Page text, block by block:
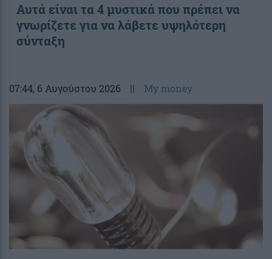
Αυτά είναι τα 4 μυστικά που πρέπει να
γνωρίζετε για να λάβετε υψηλότερη
σύνταξη
07:44, 6 Αυγούστου 2026 || My money